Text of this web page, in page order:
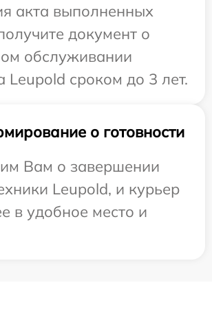
акта выполненных
документ о
обслуживании
Leupold сроком до 3 лет.
о готовности
Вам о завершении
Leupold, и курьер
в удобное место и